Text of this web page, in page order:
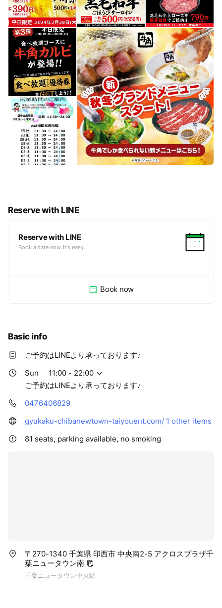
Reserve with LINE
Reserve with LINE
Book a date now. It's easy.
Book now
Basic info
ご予約はLINEより承っております♪
Sun
11:00 - 22:00
ご予約はLINEより承っております♪
0476406829
gyukaku-chibanewtown-taiyouent.com/ 1 other items
81 seats, parking available, no smoking
〒270-1340 千葉県 印西市 中央南2-5 アクロスプラザ千
葉ニュータウン南
千葉ニュータウン中央駅